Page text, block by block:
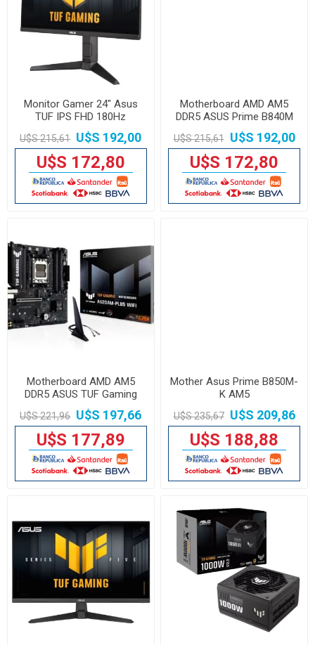
Monitor Gamer 24" Asus
TUF IPS FHD 180Hz
U$S 215,61 U$S 192,00
U$S 172,80
Motherboard AMD AM5
DDR5 ASUS Prime B840M
U$S 215,61 U$S 192,00
U$S 172,80
Motherboard AMD AM5
DDR5 ASUS TUF Gaming
A620AM-Plus
U$S 221,96 U$S 197,66
U$S 177,89
Mother Asus Prime B850M-
K AM5
U$S 235,67 U$S 209,86
U$S 188,88